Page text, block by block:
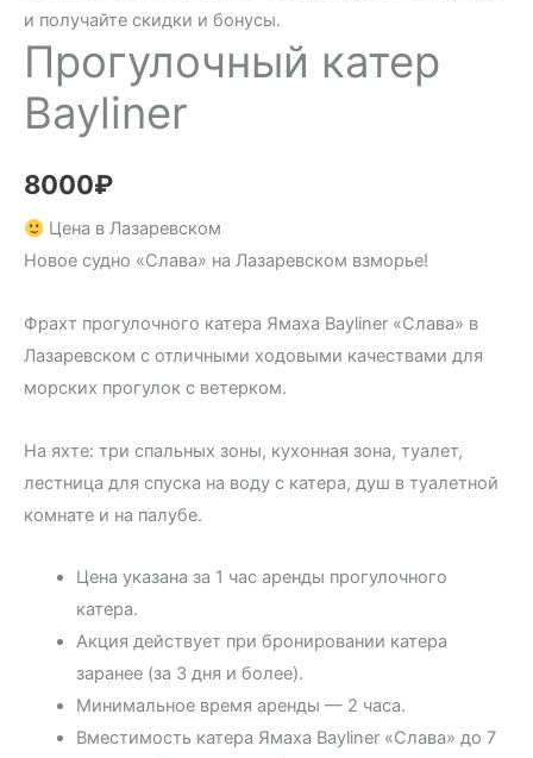
и получайте скидки и бонусы.
Прогулочный катер
Bayliner
8000₽
Цена в Лазаревском
Новое судно «Слава» на Лазаревском взморье!
Фрахт прогулочного катера Ямаха Bayliner «Слава» в
Лазаревском с отличными ходовыми качествами для
морских прогулок с ветерком.
На яхте: три спальных зоны, кухонная зона, туалет,
лестница для спуска на воду с катера, душ в туалетной
комнате и на палубе.
Цена указана за 1 час аренды прогулочного
катера.
Акция действует при бронировании катера
заранее (за 3 дня и более).
Минимальное время аренды — 2 часа.
Вместимость катера Ямаха Bayliner «Слава» до 7